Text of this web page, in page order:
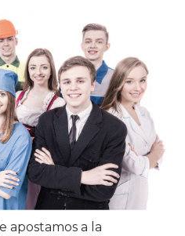
apostamos a la